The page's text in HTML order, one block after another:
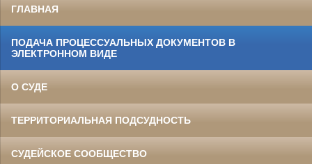
ГЛАВНАЯ
ПОДАЧА ПРОЦЕССУАЛЬНЫХ ДОКУМЕНТОВ В
ЭЛЕКТРОННОМ ВИДЕ
О СУДЕ
ТЕРРИТОРИАЛЬНАЯ ПОДСУДНОСТЬ
СУДЕЙСКОЕ СООБЩЕСТВО